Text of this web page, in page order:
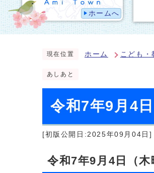
ホームへ
現在位置 ホーム こども・
あしあと
令和7年9月4
[初版公開日:2025年09月04日]
令和7年9月4日（